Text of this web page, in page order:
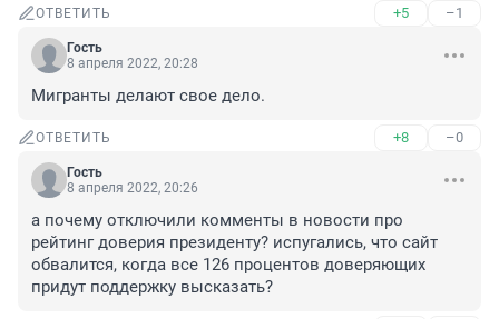
ОТВЕТИТЬ +5 –1
Гость
8 апреля 2022, 20:28
Мигранты делают свое дело.
ОТВЕТИТЬ +8 –0
Гость
8 апреля 2022, 20:26
а почему отключили комменты в новости про
рейтинг доверия президенту? испугались, что сайт
обвалится, когда все 126 процентов доверяющих
придут поддержку высказать?